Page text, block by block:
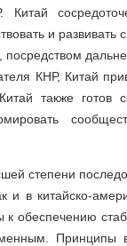
Китай
и развивать
КНР, Китай
также готов
степени
в китайско-
обеспечению
Принципы